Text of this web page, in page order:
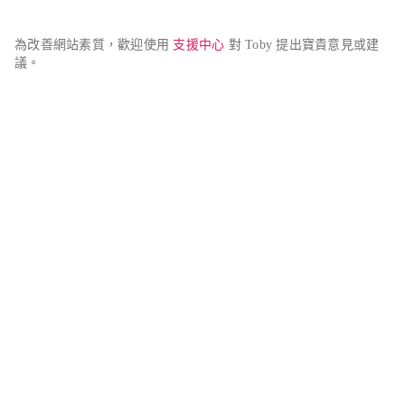
為改善網站素質，歡迎使用 支援中心 對 Toby 提出寶貴意見或建
議。